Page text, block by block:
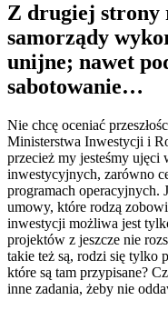
Z drugiej strony
samorządy
unijne; nawet
sabotowanie…
Nie chcę oceniać
Ministerstwa Inwestycji i
przecież my jesteśmy ujęci
inwestycyjnych, zarówno
programach operacyjnych.
umowy, które rodzą
inwestycji możliwa jest
projektów z jeszcze nie
takie też są, rodzi się tylko
które są tam przypisane?
inne zadania, żeby nie